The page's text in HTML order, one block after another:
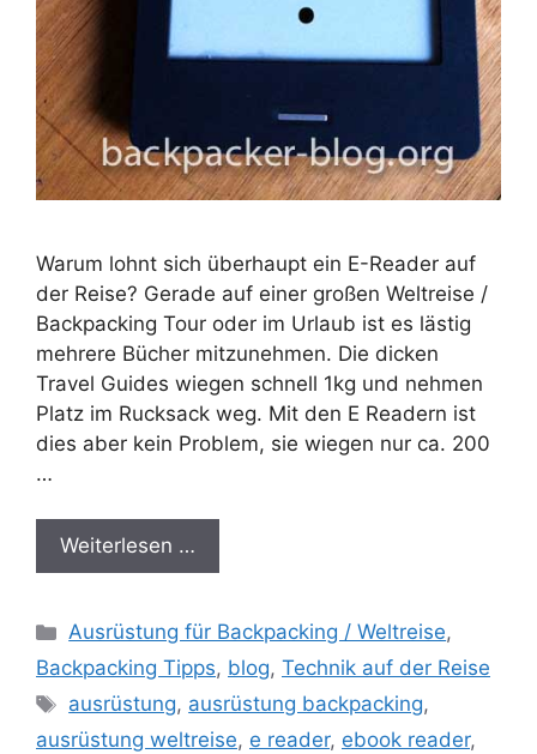
Warum lohnt sich überhaupt ein E-Reader auf
der Reise? Gerade auf einer großen Weltreise /
Backpacking Tour oder im Urlaub ist es lästig
mehrere Bücher mitzunehmen. Die dicken
Travel Guides wiegen schnell 1kg und nehmen
Platz im Rucksack weg. Mit den E Readern ist
dies aber kein Problem, sie wiegen nur ca. 200
…
Weiterlesen …
Kategorien
Ausrüstung für Backpacking / Weltreise,
Backpacking Tipps, blog, Technik auf der Reise
Schlagwörter
ausrüstung, ausrüstung backpacking,
ausrüstung weltreise, e reader, ebook reader,